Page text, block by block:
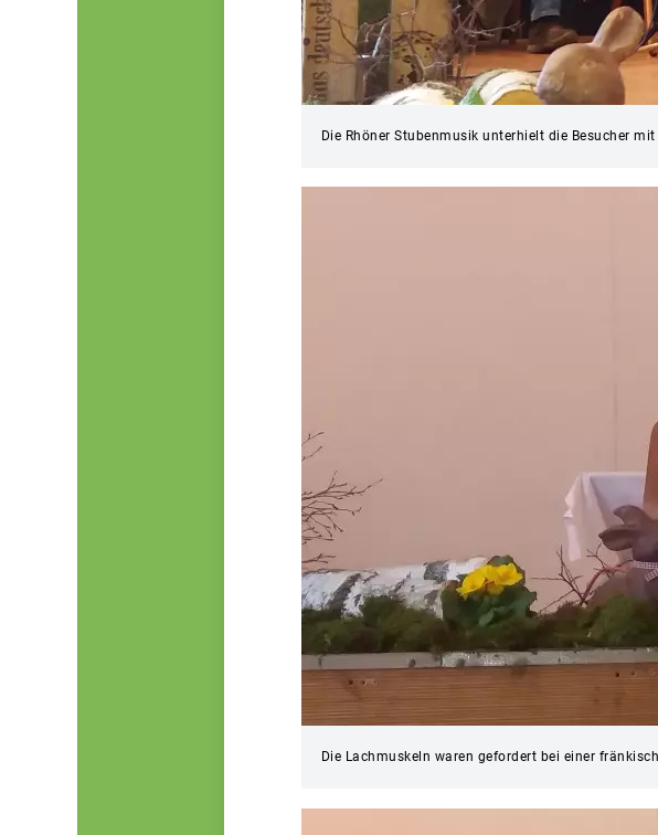
Die Rhöner Stubenmusik unterhielt die Besucher
Die Lachmuskeln waren gefordert bei einer